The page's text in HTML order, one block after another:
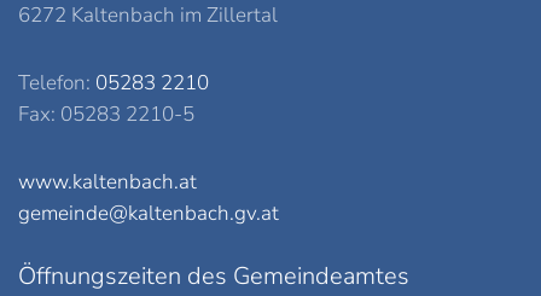
6272 Kaltenbach im Zillertal
Telefon: 05283 2210
Fax: 05283 2210-5
www.kaltenbach.at
gemeinde@kaltenbach.gv.at
Öffnungszeiten des Gemeindeamtes